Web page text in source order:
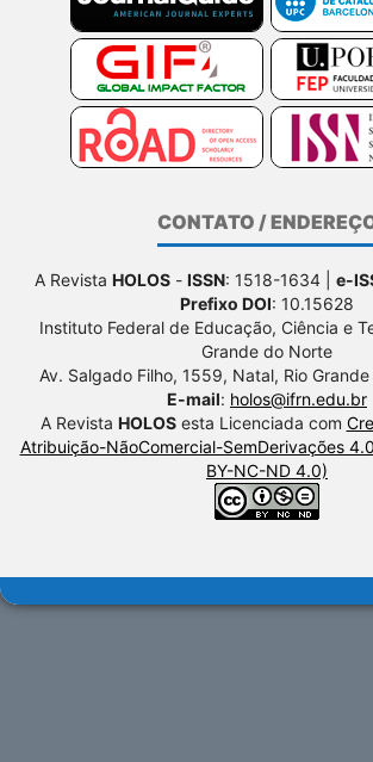
CONTATO /
A Revista HOLOS - ISSN: 1518-1634 | e-
Prefixo DOI: 10.15628
Instituto Federal de Educação, Ciência e
Grande do Norte
Av. Salgado Filho, 1559, Natal, Rio
E-mail: holos@ifrn.edu.br
A Revista HOLOSesta Licenciada com
Atribuição-NãoComercial-SemDerivações
BY-NC-ND 4.0)